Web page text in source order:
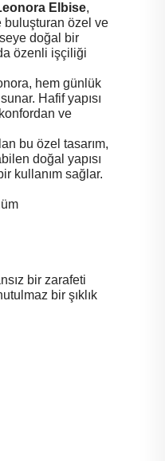
Elbise,
buluşturan özel ve
doğal bir
özenli işçiliği
hem günlük
Hafif yapısı
ve
bu özel tasarım,
doğal yapısı
kullanım sağlar.
bir zarafeti
bir şıklık